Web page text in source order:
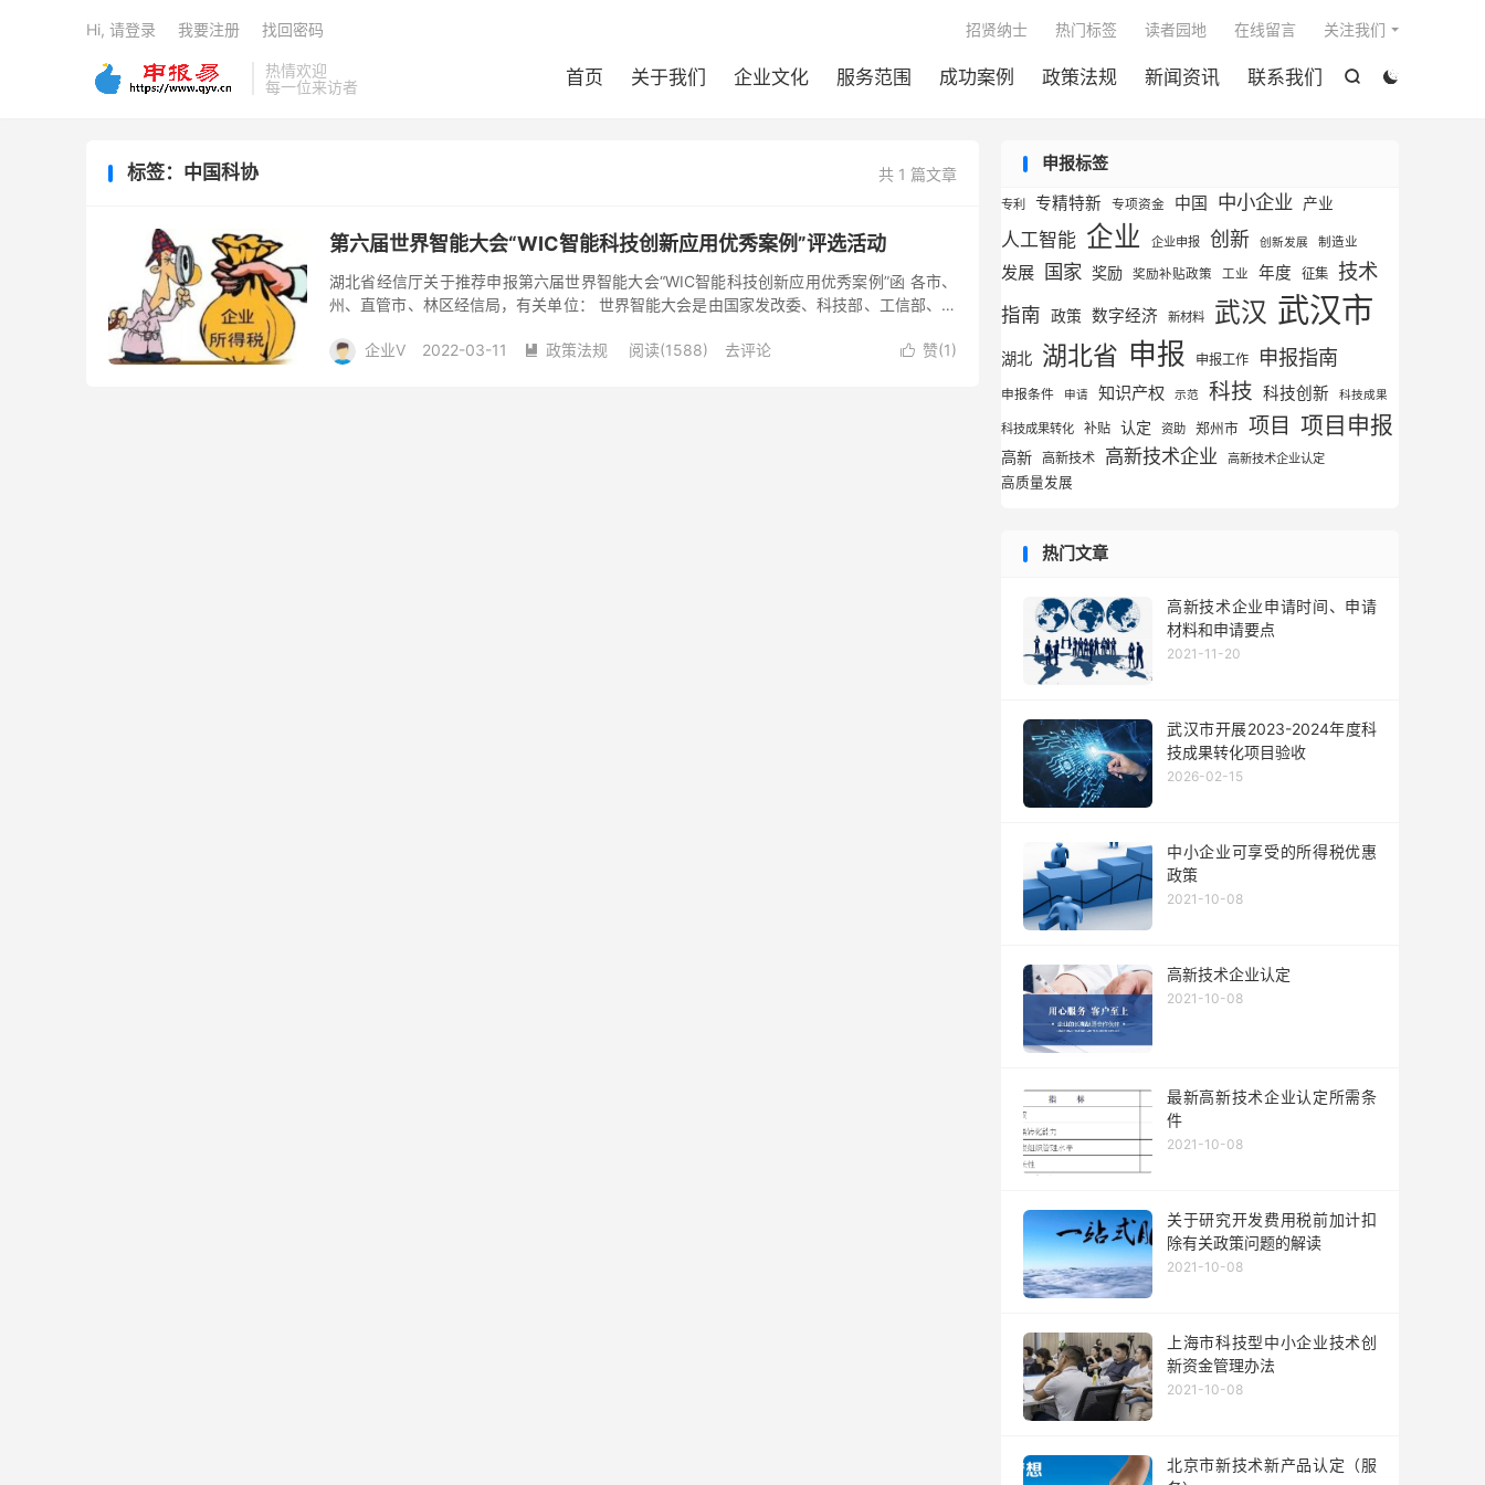
热情欢迎
每一位来访者


首页 关于我们 企业文化 服务范围 成功案例 政策法规 新闻资讯 联系我们
招贤纳士 热门标签 读者园地 在线留言 关注我们
Hi, 请登录 我要注册 找回密码
共 1 篇文章
标签：中国科协
第六届世界智能大会“WIC智能科技创新应用优秀案例”评选活动
湖北省经信厅关于推荐申报第六届世界智能大会“WIC智能科技创新应用优秀案例”函 各市、
州、直管市、林区经信局，有关单位： 世界智能大会是由国家发改委、科技部、工信部、广
 赞(1)
企业V 2022-03-11  政策法规 阅读(1588) 去评论
申报标签
专利 专精特新 专项资金 中国 中小企业 产业
人工智能 企业 企业申报 创新 创新发展 制造业
发展 国家 奖励 奖励补贴政策 工业 年度 征集 技术
指南 政策 数字经济 新材料 武汉 武汉市
湖北 湖北省 申报 申报工作 申报指南
申报条件 申请 知识产权 示范 科技 科技创新 科技成果
科技成果转化 补贴 认定 资助 郑州市 项目 项目申报
高新 高新技术 高新技术企业 高新技术企业认定
高质量发展
热门文章
高新技术企业申请时间、申请
材料和申请要点
2021-11-20
武汉市开展2023-2024年度科
技成果转化项目验收
2026-02-15
中小企业可享受的所得税优惠
政策
2021-10-08
高新技术企业认定
2021-10-08
最新高新技术企业认定所需条
件
2021-10-08
关于研究开发费用税前加计扣
除有关政策问题的解读
2021-10-08
上海市科技型中小企业技术创
新资金管理办法
2021-10-08
北京市新技术新产品认定（服